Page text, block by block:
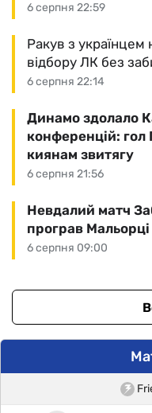
6 серпня 22:59
6 серпня 22:14
Ракув з
відбору ЛК без
6 серпня 21:56
Динамо здолало
конференцій:
киянам звитягу
6 серпня 09:00
Невдалий матч
програв